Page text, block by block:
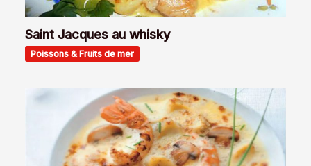
Saint Jacques au whisky
Poissons & Fruits de mer